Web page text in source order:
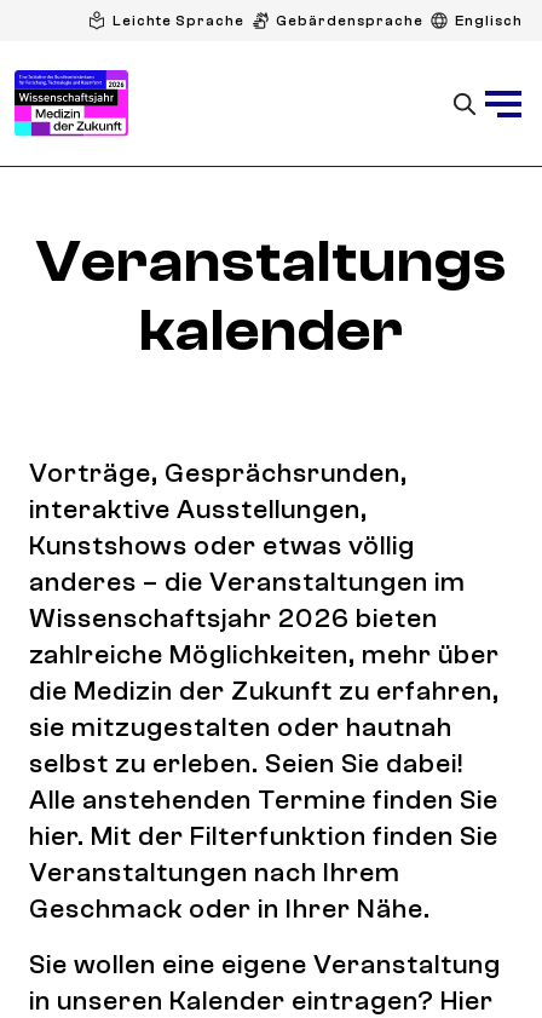
Leichte Sprache Gebärdensprache Englisch
Veranstaltungs
kalender
Vorträge, Gesprächsrunden,
interaktive Ausstellungen,
Kunstshows oder etwas völlig
anderes – die Veranstaltungen im
Wissenschaftsjahr 2026 bieten
zahlreiche Möglichkeiten, mehr über
die Medizin der Zukunft zu erfahren,
sie mitzugestalten oder hautnah
selbst zu erleben. Seien Sie dabei!
Alle anstehenden Termine finden Sie
hier. Mit der Filterfunktion finden Sie
Veranstaltungen nach Ihrem
Geschmack oder in Ihrer Nähe.
Sie wollen eine eigene Veranstaltung
in unseren Kalender eintragen? Hier